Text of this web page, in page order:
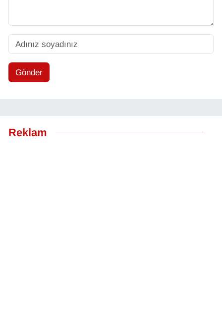
Gönder
Reklam